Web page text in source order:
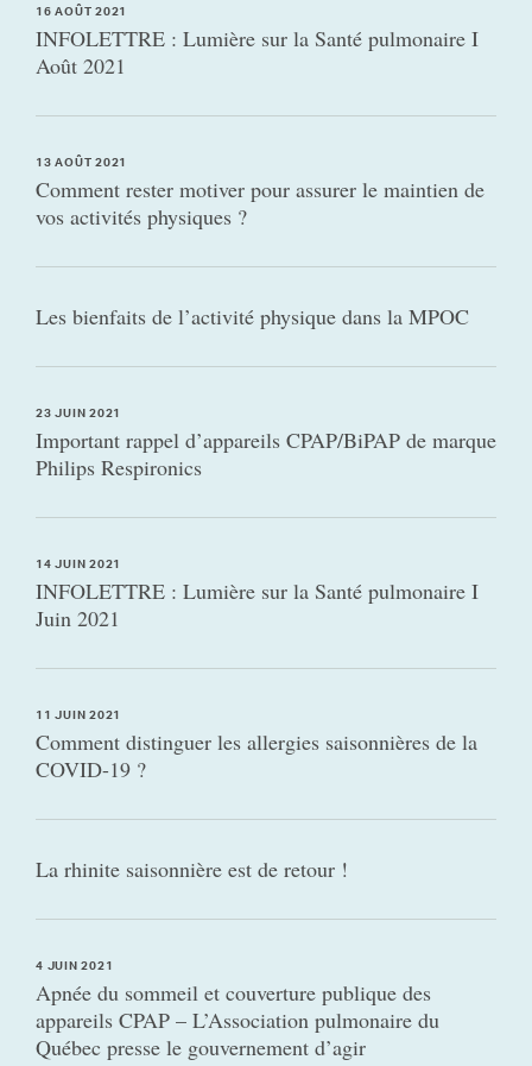
16 AOÛT 2021
INFOLETTRE : Lumière sur la Santé pulmonaire I
Août 2021
13 AOÛT 2021
Comment rester motiver pour assurer le maintien de
vos activités physiques ?
Les bienfaits de l’activité physique dans la MPOC
23 JUIN 2021
Important rappel d’appareils CPAP/BiPAP de marque
Philips Respironics
14 JUIN 2021
INFOLETTRE : Lumière sur la Santé pulmonaire I
Juin 2021
11 JUIN 2021
Comment distinguer les allergies saisonnières de la
COVID-19 ?
La rhinite saisonnière est de retour !
4 JUIN 2021
Apnée du sommeil et couverture publique des
appareils CPAP – L’Association pulmonaire du
Québec presse le gouvernement d’agir